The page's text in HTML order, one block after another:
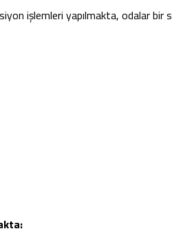
işlemleri yapılmakta, odalar